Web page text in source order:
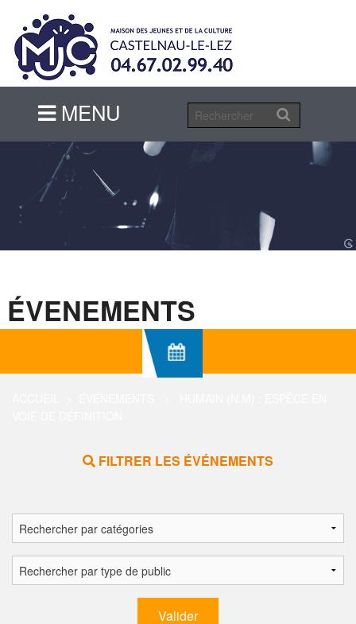
MENU
ÉVENEMENTS
FILTRER LES ÉVÉNEMENTS